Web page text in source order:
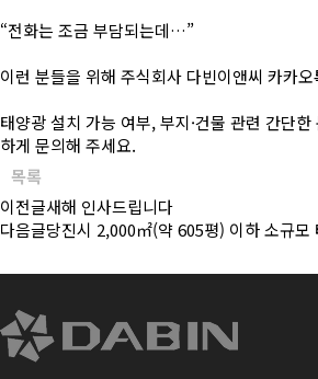
“전화는 조금 부담되는데…”
이런 분들을 위해 주식회사 다빈이앤씨 카카
태양광 설치 가능 여부, 부지·건물 관련 간단
하게 문의해 주세요.
목록
이전글새해 인사드립니다
다음글